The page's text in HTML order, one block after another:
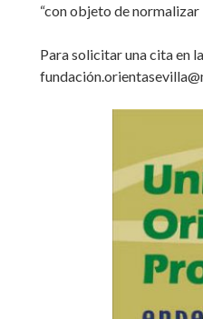
“con objeto de normalizar
Para solicitar una cita en